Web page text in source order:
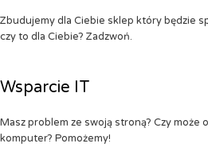
Zbudujemy dla Ciebie sklep który będzie
czy to dla Ciebie? Zadzwoń.
Wsparcie IT
Masz problem ze swoją stroną? Czy może
komputer? Pomożemy!